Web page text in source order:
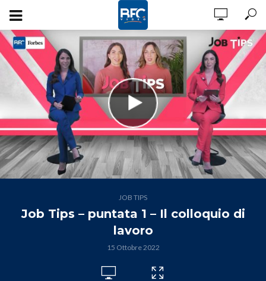
JOB TIPS
Job Tips – puntata 1 – Il colloquio di
lavoro
15 Ottobre 2022